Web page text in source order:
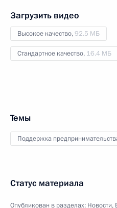
Загрузить видео
Высокое качество,92.5 МБ
Стандартное качество, 16.4 МБ
Темы
Поддержка
Статус материала
Опубликован в разделах: Новости,